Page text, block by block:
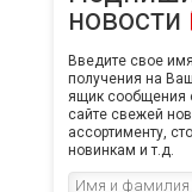
новости
Введите свое
получения на
ящик сообщения
сайте свежей
ассортименту,
новинкам и т.д.